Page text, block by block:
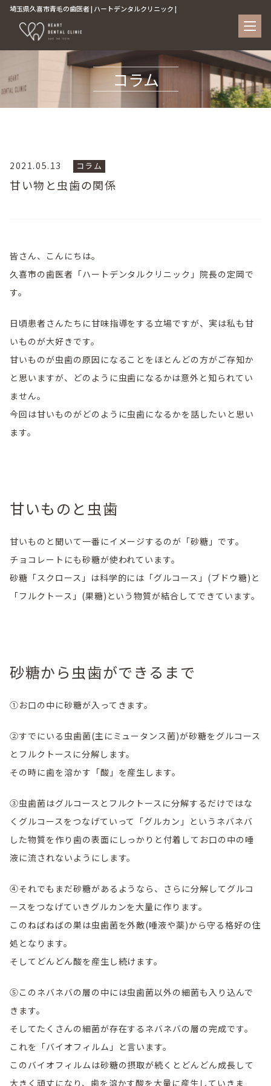
埼玉県久喜市青毛の歯医者 | ハートデンタルクリニック |
コラム
2021.05.13 コラム
甘い物と虫歯の関係
皆さん、こんにちは。
久喜市の歯医者「ハートデンタルクリニック」院長の定岡で
す。
日頃患者さんたちに甘味指導をする立場ですが、実は私も甘
いものが大好きです。
甘いものが虫歯の原因になることをほとんどの方がご存知か
と思いますが、どのように虫歯になるかは意外と知られてい
ません。
今回は甘いものがどのように虫歯になるかを話したいと思い
ます。
甘いものと虫歯
甘いものと聞いて一番にイメージするのが「砂糖」です。
チョコレートにも砂糖が使われています。
砂糖「スクロース」は科学的には「グルコース」(ブドウ糖)と
「フルクトース」(果糖)という物質が結合してできています。
砂糖から虫歯ができるまで
①お口の中に砂糖が入ってきます。
②すでにいる虫歯菌(主にミュータンス菌)が砂糖をグルコース
とフルクトースに分解します。
その時に歯を溶かす「酸」を産生します。
③虫歯菌はグルコースとフルクトースに分解するだけではな
くグルコースをつなげていって「グルカン」というネバネバ
した物質を作り歯の表面にしっかりと付着してお口の中の唾
液に流されないようにします。
④それでもまだ砂糖があるようなら、さらに分解してグルコ
ースをつなげていきグルカンを大量に作ります。
このねばねばの巣は虫歯菌を外敵(唾液や薬)から守る格好の住
処となります。
そしてどんどん酸を産生し続けます。
⑤このネバネバの層の中には虫歯菌以外の細菌も入り込んで
きます。
そしてたくさんの細菌が存在するネバネバの層の完成です。
これを「バイオフィルム」と言います。
このバイオフィルムは砂糖の摂取が続くとどんどん成長して
大きく頑丈になり、歯を溶かす酸を大量に産生していきま